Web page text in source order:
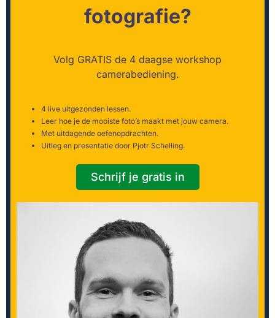
fotografie?
Volg GRATIS de 4 daagse workshop
camerabediening.
4 live uitgezonden lessen.
Leer hoe je de mooiste foto’s maakt met jouw camera.
Met uitdagende oefenopdrachten.
Uitleg en presentatie door Pjotr Schelling.
Schrijf je gratis in